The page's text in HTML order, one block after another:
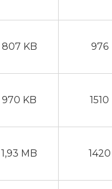
807 KB 976
970 KB 1510
1,93 MB 1420